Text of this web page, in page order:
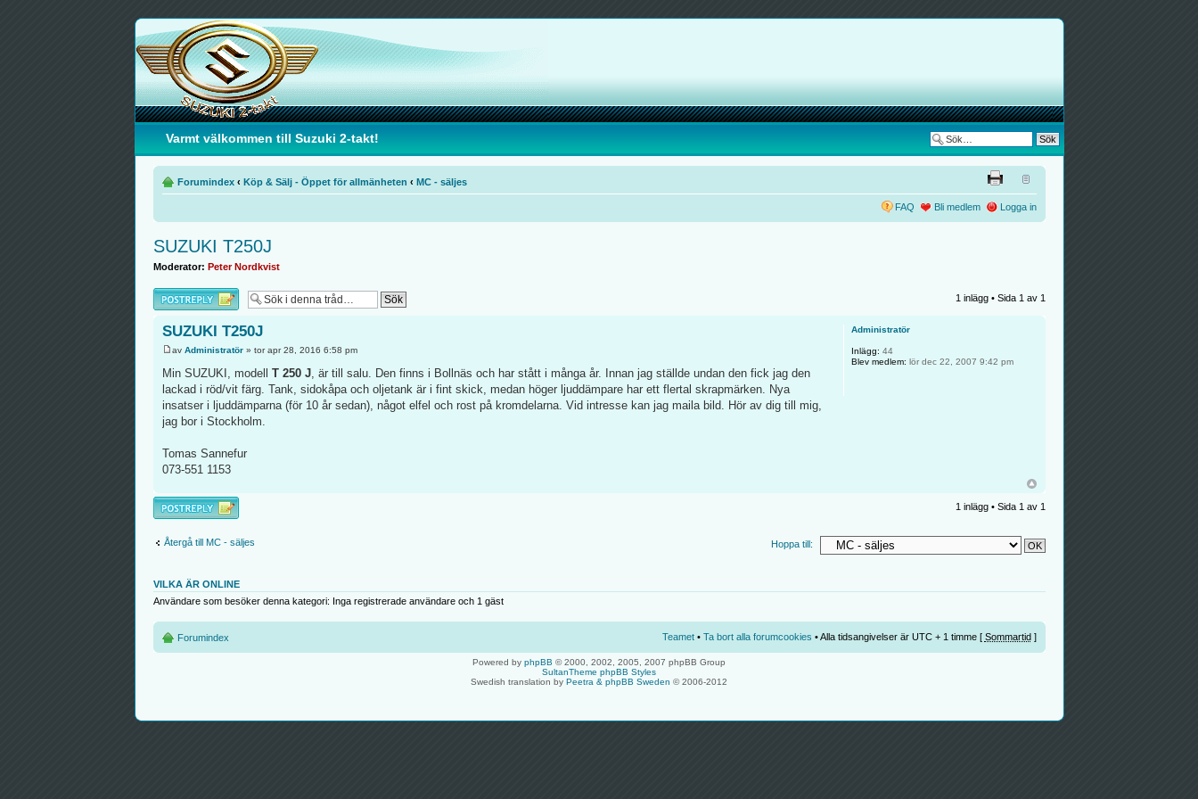
Varmt välkommen till Suzuki 2-takt!
Forumindex ‹ Köp & Sälj - Öppet för allmänheten ‹ MC - säljes
FAQ Bli medlem Logga in
SUZUKI T250J
Moderator: Peter Nordkvist
Besvara 1 inlägg • Sida 1 av 1
SUZUKI T250J
av Administratör» tor apr 28, 2016 6:58 pm
Min SUZUKI, modell T 250 J, är till salu. Den finns i Bollnäs och har stått i många år. Innan jag ställde undan den fick jag den
lackad i röd/vit färg. Tank, sidokåpa och oljetank är i fint skick, medan höger ljuddämpare har ett flertal skrapmärken. Nya
insatser i ljuddämparna (för 10 år sedan), något elfel och rost på kromdelarna. Vid intresse kan jag maila bild. Hör av dig till mig,
jag bor i Stockholm.
Tomas Sannefur
073-551 1153
Administratör
Inlägg: 44
Blev medlem: lör dec 22, 2007 9:42 pm
Besvara 1 inlägg • Sida 1 av 1
Återgå till MC - säljes Hoppa till:
VILKA ÄR ONLINE
Användare som besöker denna kategori: Inga registrerade användare och 1 gäst
Forumindex Teamet• Ta bort alla forumcookies • Alla tidsangivelser är UTC + 1 timme [ Sommartid]
Powered by phpBB © 2000, 2002, 2005, 2007 phpBB Group
SultanTheme phpBB Styles
Swedish translation by Peetra & phpBB Sweden © 2006-2012